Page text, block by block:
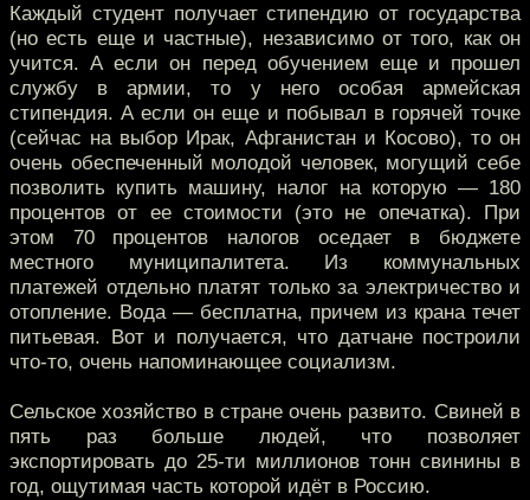
Каждый студент получает стипендию от государства
(но есть еще и частные), независимо от того, как он
учится. А если он перед обучением еще и прошел
службу в армии, то у него особая армейская
стипендия. А если он еще и побывал в горячей точке
(сейчас на выбор Ирак, Афганистан и Косово), то он
очень обеспеченный молодой человек, могущий себе
позволить купить машину, налог на которую — 180
процентов от ее стоимости (это не опечатка). При
этом 70 процентов налогов оседает в бюджете
местного муниципалитета. Из коммунальных
платежей отдельно платят только за электричество и
отопление. Вода — бесплатна, причем из крана течет
питьевая. Вот и получается, что датчане построили
что-то, очень напоминающее социализм.
Сельское хозяйство в стране очень развито. Свиней в
пять раз больше людей, что позволяет
экспортировать до 25-ти миллионов тонн свинины в
год, ощутимая часть которой идёт в Россию.